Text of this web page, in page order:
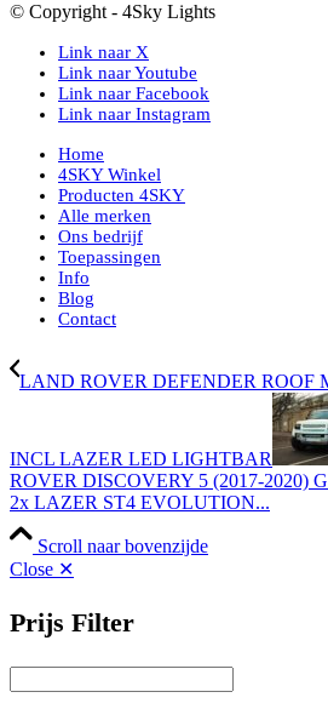
© Copyright - 4Sky Lights
Link naar X
Link naar Youtube
Link naar Facebook
Link naar Instagram
Home
4SKY Winkel
Producten 4SKY
Alle merken
Ons bedrijf
Toepassingen
Info
Blog
Contact
LAND ROVER DEFENDER ROOF
INCL LAZER LED LIGHTBAR
ROVER DISCOVERY 5 (2017-2020)
2x LAZER ST4 EVOLUTION...
Scroll naar bovenzijde
Close ✕
Prijs Filter